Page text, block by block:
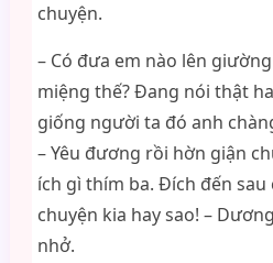
chuyện.
– Có đưa em nào lên
miệng thế? Đang nói thật
giống người ta đó anh
– Yêu đương rồi hờn giận
ích gì thím ba. Đích đến sau
chuyện kia hay sao! –
nhở.